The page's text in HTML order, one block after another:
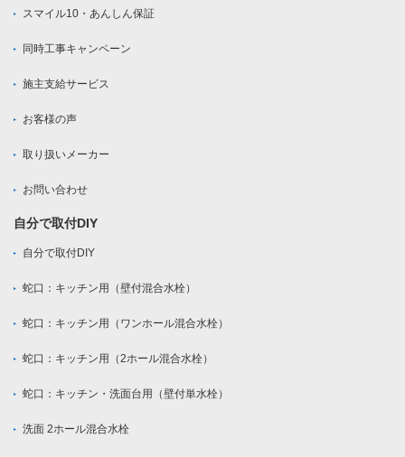
スマイル10・あんしん保証
同時工事キャンペーン
施主支給サービス
お客様の声
取り扱いメーカー
お問い合わせ
自分で取付DIY
自分で取付DIY
蛇口：キッチン用（壁付混合水栓）
蛇口：キッチン用（ワンホール混合水栓）
蛇口：キッチン用（2ホール混合水栓）
蛇口：キッチン・洗面台用（壁付単水栓）
洗面 2ホール混合水栓